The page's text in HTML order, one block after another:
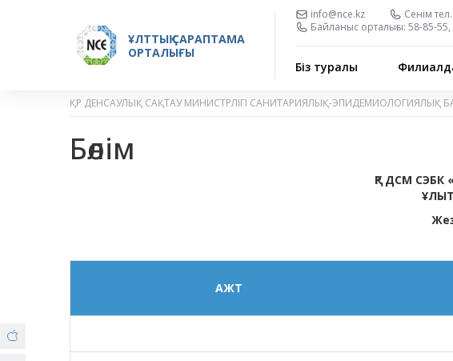
ҰЛТТЫҚ САРАПТАМА
ОРТАЛЫҒЫ
info@nce.kz Сенім тел.:
Байланыс орталығы: 58-85-
Біз туралы
ҚР ДЕНСАУЛЫҚ САҚТАУ МИНИСТРЛІГІ САНИТАРИЯЛЫҚ-ЭПИДЕМИОЛОГИЯЛЫҚ
Бөлім
ҚР ДСМ
АЖТ